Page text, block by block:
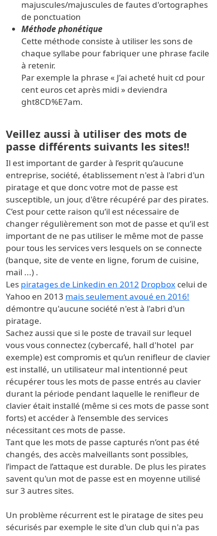
majuscules/majuscules de fautes d'ortographes
de ponctuation
Méthode phonétique
Cette méthode consiste à utiliser les sons de
chaque syllabe pour fabriquer une phrase facile
à retenir.
Par exemple la phrase « J’ai acheté huit cd pour
cent euros cet après midi » deviendra
ght8CD%E7am.
Veillez aussi à utiliser des mots de
passe différents suivants les sites!!
Il est important de garder à l’esprit qu’aucune
entreprise, société, établissement n'est à l'abri d'un
piratage et que donc votre mot de passe est
susceptible, un jour, d'être récupéré par des pirates.
C’est pour cette raison qu’il est nécessaire de
changer régulièrement son mot de passe et qu’il est
important de ne pas utiliser le même mot de passe
pour tous les services vers lesquels on se connecte
(banque, site de vente en ligne, forum de cuisine,
mail ...) .
Les piratages de Linkedin en 2012 Dropbox celui de
Yahoo en 2013 mais seulement avoué en 2016!
démontre qu'aucune société n'est à l'abri d'un
piratage.
Sachez aussi que si le poste de travail sur lequel
vous vous connectez (cybercafé, hall d'hotel par
exemple) est compromis et qu’un renifleur de clavier
est installé, un utilisateur mal intentionné peut
récupérer tous les mots de passe entrés au clavier
durant la période pendant laquelle le renifleur de
clavier était installé (même si ces mots de passe sont
forts) et accéder à l’ensemble des services
nécessitant ces mots de passe.
Tant que les mots de passe capturés n’ont pas été
changés, des accès malveillants sont possibles,
l’impact de l’attaque est durable. De plus les pirates
savent qu'un mot de passe est en moyenne utilisé
sur 3 autres sites.
Un problème récurrent est le piratage de sites peu
sécurisés par exemple le site d'un club qui n'a pas